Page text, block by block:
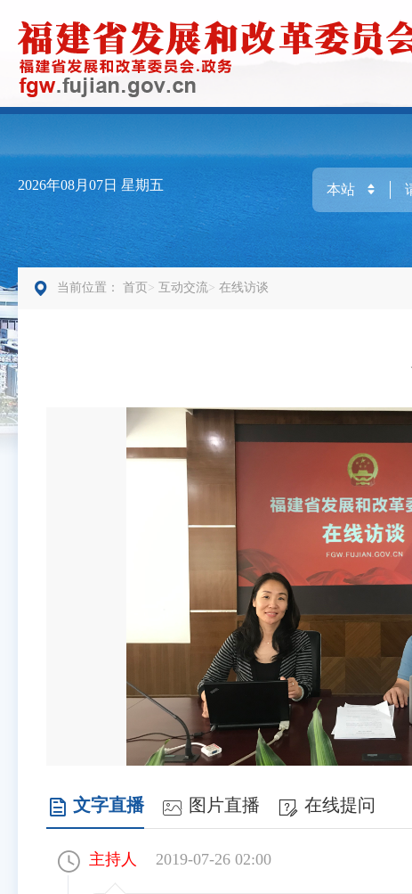
2026年08月07日 星期五
当前位置： 首页 互动交流 在线访谈
文字直播 图片直播 在线提问
主持人 2019-07-26 02:00